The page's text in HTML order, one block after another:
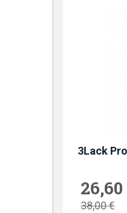
3Lack
26,60
38,00 €